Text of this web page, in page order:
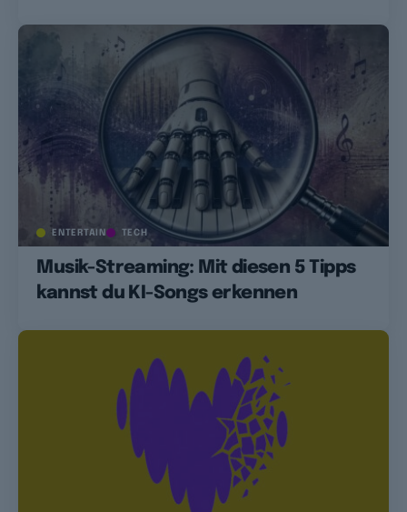
ENTERTAIN TECH
Musik-Streaming: Mit diesen 5 Tipps
kannst du KI-Songs erkennen